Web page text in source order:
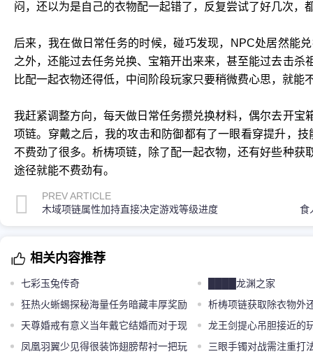
闷，还以为是自己的衣物配一起错了，反复尝试了好几次，
后来，我在做日常任务的时候，碰巧发现，NPC处居然能
之外，还能过去任务兑换、宝箱开出来来，甚至能过去击
比配一起衣物还得低，中间阶段玩家只要稍微费心思，就能
我赶紧调整方向，每天做日常任务攒兑换材料，偶尔去开
项链。穿戴之后，我的攻击和防御都有了一眼看穿提升，
不费劲了很多。析梼项链，除了配一起衣物，还有好些种
途径就能不费劲有。
PREV ARTICLE
木域项链属性加持直接决定游戏等级进度
食
相关内容推荐
七彩玉兔传奇
████龙渊之家
狂热火蜥蜴探秘海量任务暗藏丰厚奖励
析梼项链获取除衣物外
方式
天尊婚戒有意义当年戴它结婚而对于现
在的我们来说就是宝贵的美好记忆
龙王剑提心吊胆接近的
凤凰羽翼少见得很装饰翅膀帮衬一把玩
三眼手镯对战需注重打